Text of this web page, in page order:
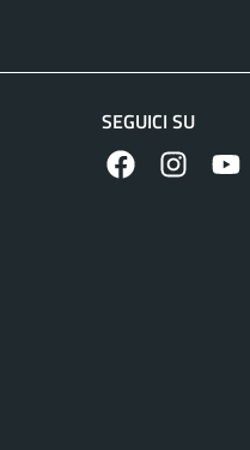
SEGUICI SU
facebook